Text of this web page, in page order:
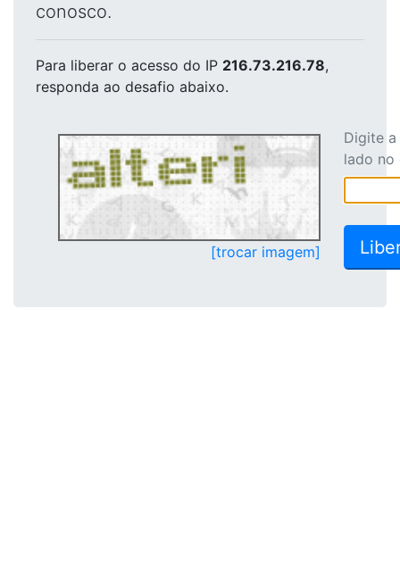
conosco.
Para liberar o acesso do IP 216.73.216.78,
responda ao desafio abaixo.
[trocar imagem]
Digite
lado no